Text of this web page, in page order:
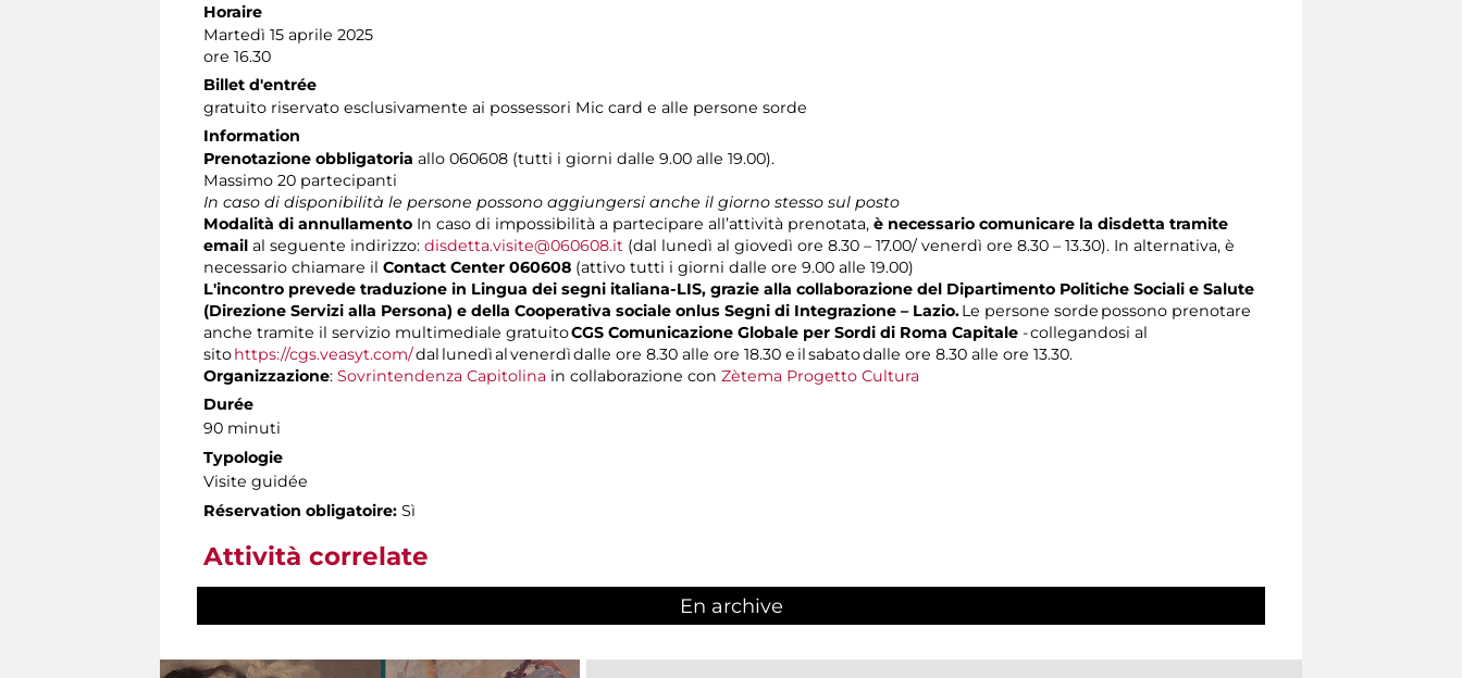
Horaire
Martedì 15 aprile 2025
ore 16.30
Billet d'entrée
gratuito riservato esclusivamente ai possessori Mic card e alle persone sorde
Information
Prenotazione obbligatoria allo 060608 (tutti i giorni dalle 9.00 alle 19.00).
Massimo 20 partecipanti
In caso di disponibilità le persone possono aggiungersi anche il giorno stesso sul posto
Modalità di annullamento In caso di impossibilità a partecipare all’attività prenotata, è necessario comunicare la disdetta tramite
email al seguente indirizzo: disdetta.visite@060608.it (dal lunedì al giovedì ore 8.30 – 17.00/ venerdì ore 8.30 – 13.30). In alternativa, è
necessario chiamare il Contact Center 060608 (attivo tutti i giorni dalle ore 9.00 alle 19.00)
L'incontro prevede traduzione in Lingua dei segni italiana-LIS, grazie alla collaborazione del Dipartimento Politiche Sociali e Salute
(Direzione Servizi alla Persona) e della Cooperativa sociale onlus Segni di Integrazione – Lazio.Le persone sorde possono prenotare
anche tramite il servizio multimediale gratuitoCGS Comunicazione Globale per Sordi di Roma Capitale - collegandosi al
sitohttps://cgs.veasyt.com/dal lunedì al venerdì dalle ore 8.30 alle ore 18.30 e il sabato dalle ore 8.30 alle ore 13.30.
Organizzazione: Sovrintendenza Capitolina in collaborazione con Zètema Progetto Cultura
Durée
90 minuti
Typologie
Visite guidée
Réservation obligatoire: Sì
Attività correlate
En archive